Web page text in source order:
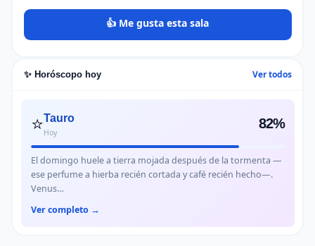
👍 Me gusta esta sala
✨ Horóscopo hoy Ver todos
⭐Tauro
Hoy
82%
El domingo huele a tierra mojada después de la tormenta —
ese perfume a hierba recién cortada y café recién hecho—.
Venus…
Ver completo →